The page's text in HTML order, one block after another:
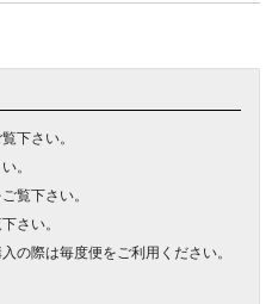
下さい。
。
覧下さい。
さい。
の際は毎度便をご利用ください。